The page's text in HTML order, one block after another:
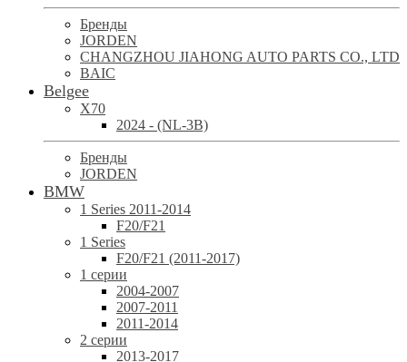
Бренды
JORDEN
CHANGZHOU JIAHONG AUTO PARTS CO., LTD
BAIC
Belgee
X70
2024 - (NL-3B)
Бренды
JORDEN
BMW
1 Series 2011-2014
F20/F21
1 Series
F20/F21 (2011-2017)
1 серии
2004-2007
2007-2011
2011-2014
2 серии
2013-2017